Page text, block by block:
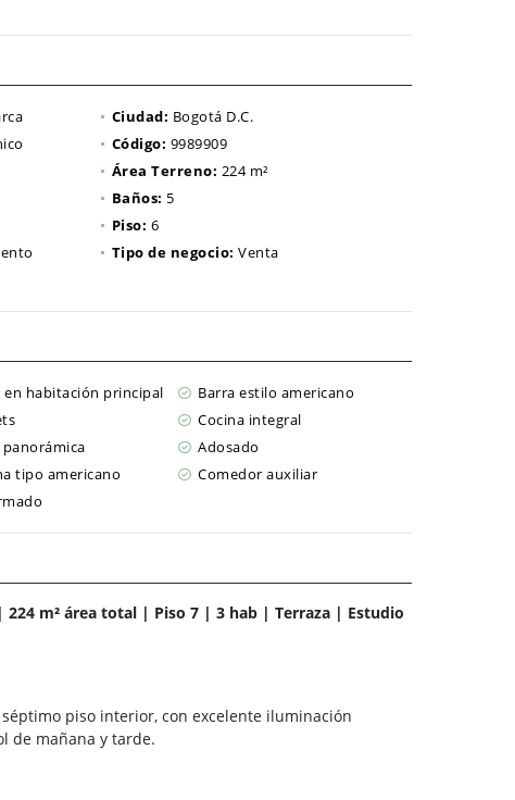
Ciudad: Bogotá D.C.
Código: 9989909
Área Terreno: 224 m²
Baños: 5
Piso: 6
Tipo de negocio: Venta
en habitación principal
Barra estilo americano
Cocina integral
panorámica
Adosado
tipo americano
Comedor auxiliar
224 m² área total | Piso 7 | 3 hab | Terraza | Estudio
piso interior, con excelente iluminación
de mañana y tarde.